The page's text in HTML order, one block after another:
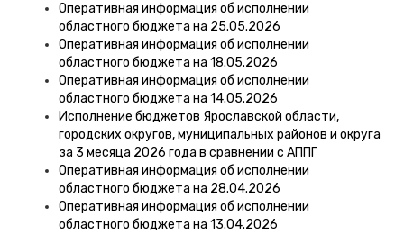
Оперативная информация об исполнении
областного бюджета на 25.05.2026
Оперативная информация об исполнении
областного бюджета на 18.05.2026
Оперативная информация об исполнении
областного бюджета на 14.05.2026
Исполнение бюджетов Ярославской области,
городских округов, муниципальных районов и округа
за 3 месяца 2026 года в сравнении с АППГ
Оперативная информация об исполнении
областного бюджета на 28.04.2026
Оперативная информация об исполнении
областного бюджета на 13.04.2026